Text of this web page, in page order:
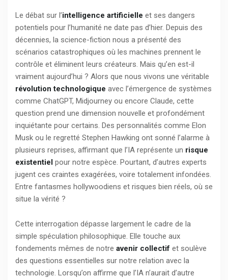
Le débat sur l’intelligence artificielle et ses dangers
potentiels pour l’humanité ne date pas d’hier. Depuis des
décennies, la science-fiction nous a présenté des
scénarios catastrophiques où les machines prennent le
contrôle et éliminent leurs créateurs. Mais qu’en est-il
vraiment aujourd’hui ? Alors que nous vivons une véritable
révolution technologique avec l’émergence de systèmes
comme ChatGPT, Midjourney ou encore Claude, cette
question prend une dimension nouvelle et profondément
inquiétante pour certains. Des personnalités comme Elon
Musk ou le regretté Stephen Hawking ont sonné l’alarme à
plusieurs reprises, affirmant que l’IA représente un risque
existentiel pour notre espèce. Pourtant, d’autres experts
jugent ces craintes exagérées, voire totalement infondées.
Entre fantasmes hollywoodiens et risques bien réels, où se
situe la vérité ?
Cette interrogation dépasse largement le cadre de la
simple spéculation philosophique. Elle touche aux
fondements mêmes de notre avenir collectif et soulève
des questions essentielles sur notre relation avec la
technologie. Lorsqu’on affirme que l’IA n’aurait d’autre